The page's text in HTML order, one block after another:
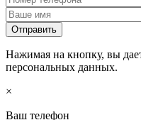
Нажимая на кнопку, вы
персональных данных.
×
Ваш телефон